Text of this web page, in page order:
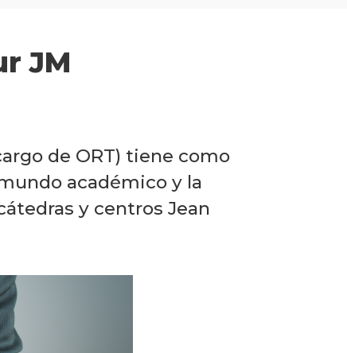
JM
de ORT) tiene como
académico y la
y centros Jean